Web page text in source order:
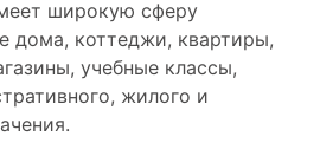
широкую сферу
дома, коттеджи, квартиры,
учебные классы,
жилого и